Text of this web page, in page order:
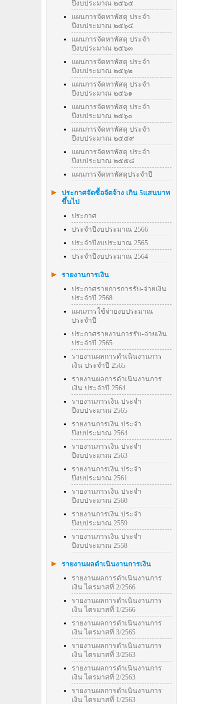
ปีงบประมาณ ๒๕๖๕
แผนการจัดหาพัสดุ ประจำ
ปีงบประมาณ ๒๕๖๔
แผนการจัดหาพัสดุ ประจำ
ปีงบประมาณ ๒๕๖๓
แผนการจัดหาพัสดุ ประจำ
ปีงบประมาณ ๒๕๖๒
แผนการจัดหาพัสดุ ประจำ
ปีงบประมาณ ๒๕๖๑
แผนการจัดหาพัสดุ ประจำ
ปีงบประมาณ ๒๕๖๐
แผนการจัดหาพัสดุ ประจำ
ปีงบประมาณ ๒๕๕๙
แผนการจัดหาพัสดุ ประจำ
ปีงบประมาณ ๒๕๕๘
แผนการจัดหาพัสดุประจำปี
ประกาศจัดซื้อจัดจ้าง เกิน 5แสนบาท
ขึ้นไป
ประกาศ
ประจำปีงบประมาณ 2566
ประจำปีงบประมาณ 2565
ประจำปีงบประมาณ 2564
รายงานการเงิน
ประกาศรายการการรับ-จ่ายเงิน
ประจำปี 2568
แผนการใช้จ่ายงบประมาณ
ประจำปี
ประกาศรายงานการรับ-จ่ายเงิน
ประจำปี 2565
รายงานผลการดำเนินงานการ
เงิน ประจำปี 2565
รายงานผลการดำเนินงานการ
เงิน ประจำปี 2564
รายงานการเงิน ประจำ
ปีงบประมาณ 2565
รายงานการเงิน ประจำ
ปีงบประมาณ 2564
รายงานการเงิน ประจำ
ปีงบประมาณ 2563
รายงานการเงิน ประจำ
ปีงบประมาณ 2561
รายงานการเงิน ประจำ
ปีงบประมาณ 2560
รายงานการเงิน ประจำ
ปีงบประมาณ 2559
รายงานการเงิน ประจำ
ปีงบประมาณ 2558
รายงานผลดำเนินงานการเงิน
รายงานผลการดำเนินงานการ
เงิน ไตรมาสที่ 2/2566
รายงานผลการดำเนินงานการ
เงิน ไตรมาสที่ 1/2566
รายงานผลการดำเนินงานการ
เงิน ไตรมาสที่ 3/2565
รายงานผลการดำเนินงานการ
เงิน ไตรมาสที่ 3/2563
รายงานผลการดำเนินงานการ
เงิน ไตรมาสที่ 2/2563
รายงานผลการดำเนินงานการ
เงิน ไตรมาสที่ 1/2563